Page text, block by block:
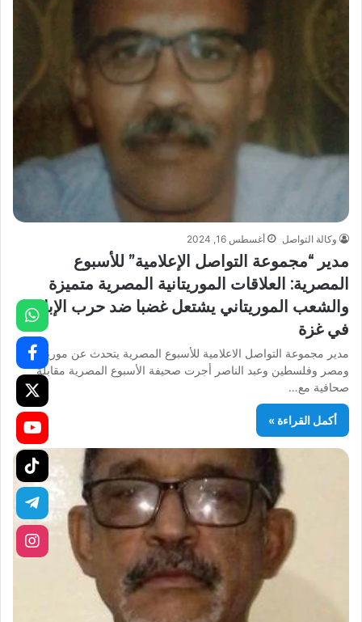
وكالة التواصل أغسطس 16, 2024
مدير “مجموعة التواصل الإعلامية” للأسبوع
المصرية: العلاقات الموريتانية المصرية متميزة
والشعب الموريتاني يشتعل غضبا ضد حرب الإبادة
في غزة
مدير مجموعة التواصل الاعلامية للأسبوع المصرية يتحدث عن موريتانيا
ومصر وفلسطين وعبد الناصر أجرت صحيفة الأسبوع المصرية مقابلة
صحافية مع…
أكمل القراءة »